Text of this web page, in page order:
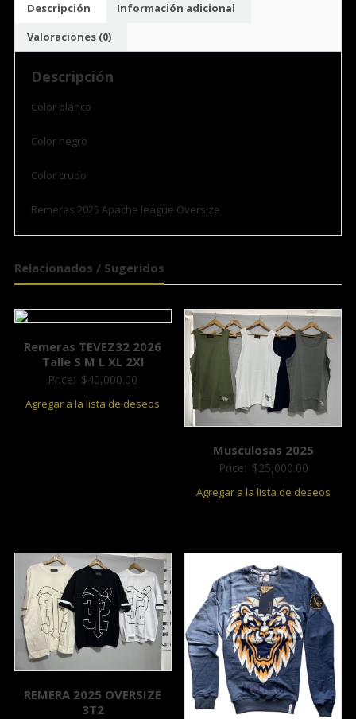
Descripción
Información adicional
Valoraciones (0)
Descripción
Color blanco
Color negro
Color crudo
Remeras 2025 Apache league Oversize
Relacionados / Sugeridos
Remeras TEVEZ32 2026
Talle S M L XL 2Xl
Price: $40,000.00
Agregar a la lista de deseos
Musculosas 2025
Price: $25,000.00
Agregar a la lista de deseos
REMERA 2025 OVERSIZE
3T2